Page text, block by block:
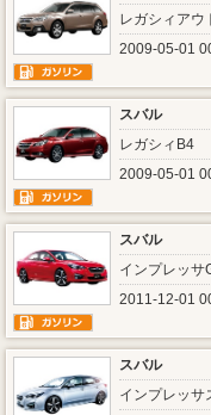
レガシィアウ
2009-05-01
スバル
レガシィB4
2009-05-01
スバル
インプレッサ
2011-12-01
スバル
インプレッサ